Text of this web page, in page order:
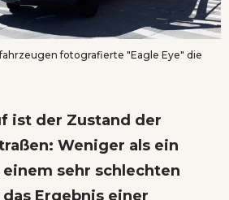
fotografierte "Eagle Eye" die
ist der Zustand der
Weniger als ein
sehr schlechten
Ergebnis einer